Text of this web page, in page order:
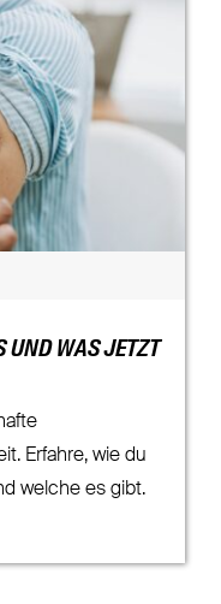
UND WAS JETZT
Erfahre, wie du
welche es gibt.